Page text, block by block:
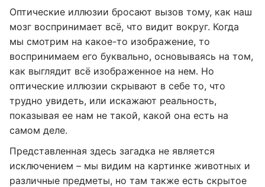
Оптические иллюзии бросают вызов тому, как наш
мозг воспринимает всё, что видит вокруг. Когда
мы смотрим на какое-то изображение, то
воспринимаем его буквально, основываясь на том,
как выглядит всё изображенное на нем. Но
оптические иллюзии скрывают в себе то, что
трудно увидеть, или искажают реальность,
показывая ее нам не такой, какой она есть на
самом деле.
Представленная здесь загадка не является
исключением – мы видим на картинке животных и
различные предметы, но там также есть скрытое